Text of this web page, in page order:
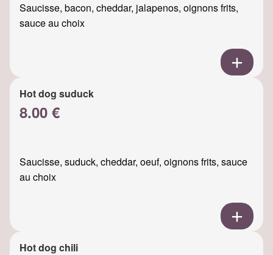
Saucisse, bacon, cheddar, jalapenos, oignons frits,
sauce au choix
Hot dog suduck
8.00 €
Saucisse, suduck, cheddar, oeuf, oignons frits, sauce
au choix
Hot dog chili